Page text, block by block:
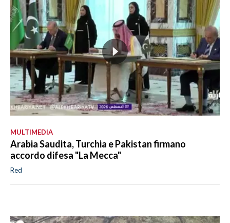
MULTIMEDIA
Arabia Saudita, Turchia e Pakistan firmano
accordo difesa "La Mecca"
Red